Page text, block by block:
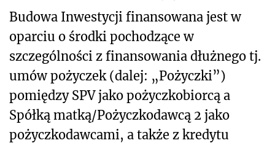
Budowa Inwestycji finansowana jest w
oparciu o środki pochodzące w
szczególności z finansowania dłużnego tj.
umów pożyczek (dalej: „Pożyczki”)
pomiędzy SPV jako pożyczkobiorcą a
Spółką matką/Pożyczkodawcą 2 jako
pożyczkodawcami, a także z kredytu